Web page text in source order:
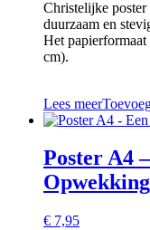
Christelijke
duurzaam en
Het
cm).
Lees meer
Poster A4
€ 7,95